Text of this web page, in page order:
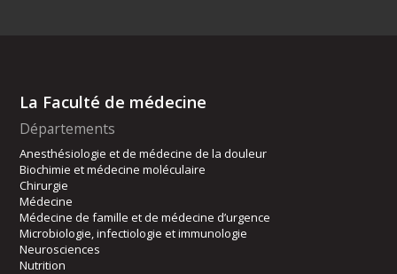
La Faculté de médecine
Départements
Anesthésiologie et de médecine de la douleur
Biochimie et médecine moléculaire
Chirurgie
Médecine
Médecine de famille et de médecine d’urgence
Microbiologie, infectiologie et immunologie
Neurosciences
Nutrition